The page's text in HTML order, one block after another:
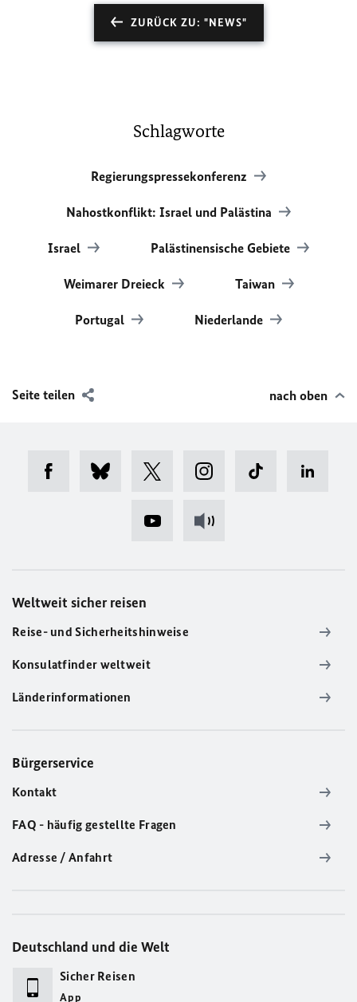
ZURÜCK ZU: "NEWS"
Schlagworte
Regierungspressekonferenz
Nahostkonflikt: Israel und Palästina
Israel Palästinensische Gebiete
Weimarer Dreieck Taiwan
Portugal Niederlande
Seite teilen nach oben
Weltweit sicher reisen
Reise- und Sicherheitshinweise
Konsulatfinder weltweit
Länderinformationen
Bürgerservice
Kontakt
FAQ - häufig gestellte Fragen
Adresse / Anfahrt
Deutschland und die Welt
Sicher Reisen
App